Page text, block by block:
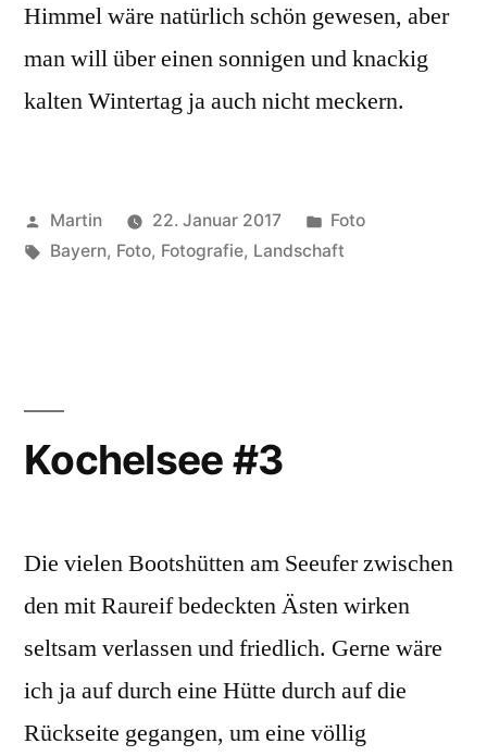
Himmel wäre natürlich schön gewesen, aber
man will über einen sonnigen und knackig
kalten Wintertag ja auch nicht meckern.
Veröffentlicht
von
Martin 22. Januar 2017
Veröffentlicht
unter
Foto
Schlagwörter:
Bayern, Foto, Fotografie, Landschaft
Kochelsee #3
Die vielen Bootshütten am Seeufer zwischen
den mit Raureif bedeckten Ästen wirken
seltsam verlassen und friedlich. Gerne wäre
ich ja auf durch eine Hütte durch auf die
Rückseite gegangen, um eine völlig